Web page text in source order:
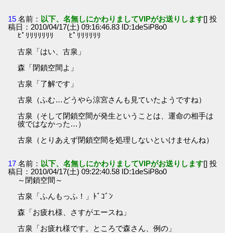
15 名前： 以下、名無しにかわりましてVIPがお送りします[] 投
稿日：2010/04/17(土) 09:16:46.83 ID:1deSiP8o0
ﾋﾟﾘﾘﾘﾘﾘﾘﾘ ﾋﾟﾘﾘﾘﾘﾘﾘ
古泉「はい、古泉」
森「閉鎖空間よ」
古泉「了解です」
古泉（ふむ…どうやら涼宮さんも見ていたようですね）
古泉（そして閉鎖空間が発生ということは、運命の相手は
彼ではなかった…）
古泉（とりあえず閉鎖空間を処理しないといけませんね）
17 名前： 以下、名無しにかわりましてVIPがお送りします[] 投
稿日：2010/04/17(土) 09:22:40.58 ID:1deSiP8o0
～閉鎖空間～
古泉「ふんもっふ！」ﾄﾞｺﾞﾝ
森「お疲れ様、さすがエースね」
古泉「お疲れ様です。ところで森さん、例の」